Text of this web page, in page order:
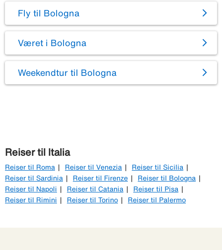
Fly til Bologna
Været i Bologna
Weekendtur til Bologna
Reiser til Italia
Reiser til Roma Reiser til Venezia
Reiser til Sicilia
Reiser til Sardinia
Reiser til Firenze
Reiser til Bologna
Reiser til Napoli
Reiser til Catania
Reiser til Pisa
Reiser til Rimini
Reiser til Torino Reiser til Palermo